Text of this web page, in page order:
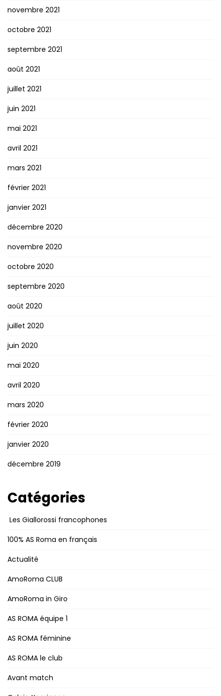
novembre 2021
octobre 2021
septembre 2021
août 2021
juillet 2021
juin 2021
mai 2021
avril 2021
mars 2021
février 2021
janvier 2021
décembre 2020
novembre 2020
octobre 2020
septembre 2020
août 2020
juillet 2020
juin 2020
mai 2020
avril 2020
mars 2020
février 2020
janvier 2020
décembre 2019
Catégories
Les Giallorossi francophones
100% AS Roma en français
Actualité
AmoRoma CLUB
AmoRoma in Giro
AS ROMA équipe 1
AS ROMA féminine
AS ROMA le club
Avant match